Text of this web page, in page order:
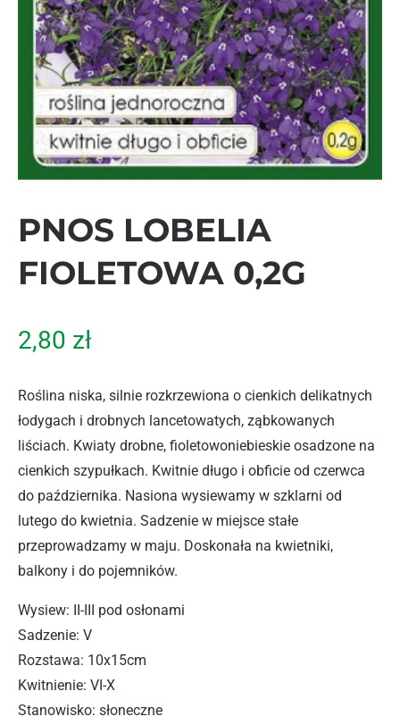
PNOS LOBELIA
FIOLETOWA 0,2G
2,80 zł
Roślina niska, silnie rozkrzewiona o cienkich delikatnych
łodygach i drobnych lancetowatych, ząbkowanych
liściach. Kwiaty drobne, fioletowoniebieskie osadzone na
cienkich szypułkach. Kwitnie długo i obficie od czerwca
do października. Nasiona wysiewamy w szklarni od
lutego do kwietnia. Sadzenie w miejsce stałe
przeprowadzamy w maju. Doskonała na kwietniki,
balkony i do pojemników.
Wysiew: II-III pod osłonami
Sadzenie: V
Rozstawa: 10x15cm
Kwitnienie: VI-X
Stanowisko: słoneczne